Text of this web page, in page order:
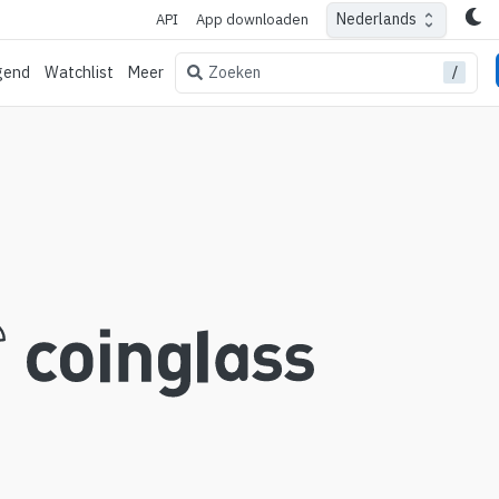
API App downloaden Nederlands
Watchlist Meer Zoeken /